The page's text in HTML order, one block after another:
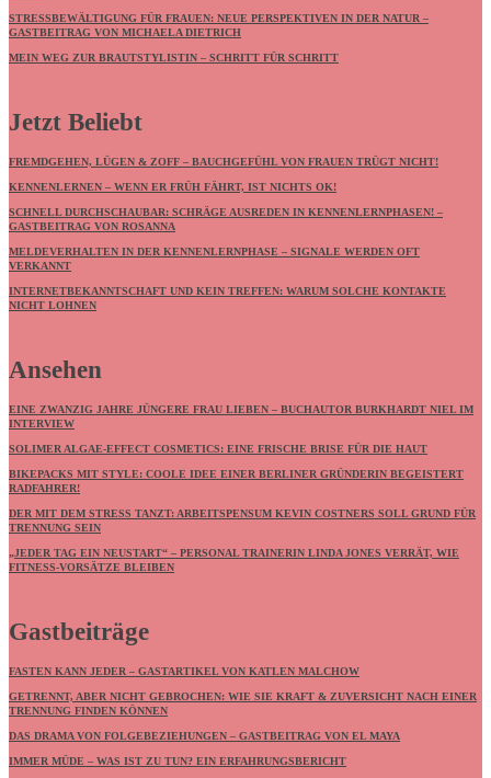
STRESSBEWÄLTIGUNG FÜR FRAUEN: NEUE PERSPEKTIVEN IN DER NATUR –
GASTBEITRAG VON MICHAELA DIETRICH
MEIN WEG ZUR BRAUTSTYLISTIN – SCHRITT FÜR SCHRITT
Jetzt Beliebt
FREMDGEHEN, LÜGEN & ZOFF – BAUCHGEFÜHL VON FRAUEN TRÜGT NICHT!
KENNENLERNEN – WENN ER FRÜH FÄHRT, IST NICHTS OK!
SCHNELL DURCHSCHAUBAR: SCHRÄGE AUSREDEN IN KENNENLERNPHASEN! –
GASTBEITRAG VON ROSANNA
MELDEVERHALTEN IN DER KENNENLERNPHASE – SIGNALE WERDEN OFT
VERKANNT
INTERNETBEKANNTSCHAFT UND KEIN TREFFEN: WARUM SOLCHE KONTAKTE
NICHT LOHNEN
Ansehen
EINE ZWANZIG JAHRE JÜNGERE FRAU LIEBEN – BUCHAUTOR BURKHARDT NIEL IM
INTERVIEW
SOLIMER ALGAE-EFFECT COSMETICS: EINE FRISCHE BRISE FÜR DIE HAUT
BIKEPACKS MIT STYLE: COOLE IDEE EINER BERLINER GRÜNDERIN BEGEISTERT
RADFAHRER!
DER MIT DEM STRESS TANZT: ARBEITSPENSUM KEVIN COSTNERS SOLL GRUND FÜR
TRENNUNG SEIN
„JEDER TAG EIN NEUSTART“ – PERSONAL TRAINERIN LINDA JONES VERRÄT, WIE
FITNESS-VORSÄTZE BLEIBEN
Gastbeiträge
FASTEN KANN JEDER – GASTARTIKEL VON KATLEN MALCHOW
GETRENNT, ABER NICHT GEBROCHEN: WIE SIE KRAFT & ZUVERSICHT NACH EINER
TRENNUNG FINDEN KÖNNEN
DAS DRAMA VON FOLGEBEZIEHUNGEN – GASTBEITRAG VON EL MAYA
IMMER MÜDE – WAS IST ZU TUN? EIN ERFAHRUNGSBERICHT